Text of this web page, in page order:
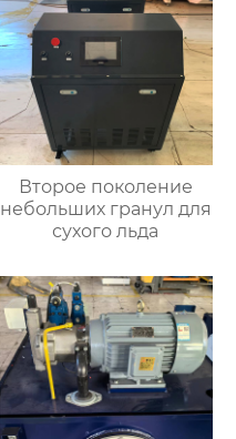
Второе поколение
небольших гранул для
сухого льда